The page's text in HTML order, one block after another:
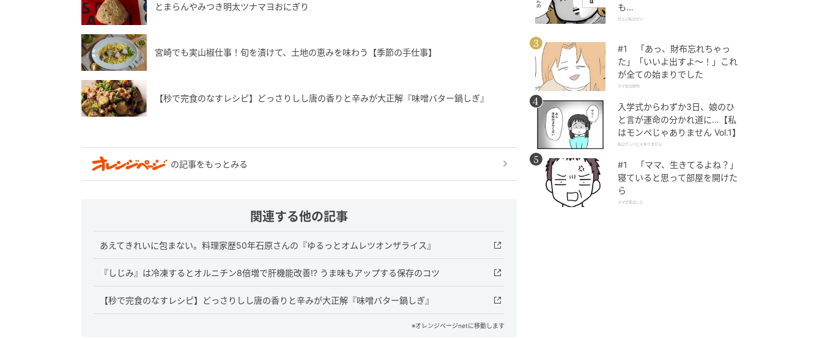
とまらんやみつき明太ツナマヨおにぎり
宮崎でも実山椒仕事！旬を漬けて、土地の恵みを味わう【季節の手仕事】
【秒で完食のなすレシピ】どっさりしし唐の香りと辛みが大正解『味噌バター鍋しぎ』
の記事をもっとみる
関連する他の記事
あえてきれいに包まない。料理家歴50年石原さんの『ゆるっとオムレツオンザライス』
『しじみ』は冷凍するとオルニチン8倍増で肝機能改善⁉ うま味もアップする保存のコツ
【秒で完食のなすレシピ】どっさりしし唐の香りと辛みが大正解『味噌バター鍋しぎ』
※オレンジページnetに移動します
も…
ぜんぶ私のせい
#1 「あっ、財布忘れちゃっ
た」「いいよ出すよ〜！」これ
が全ての始まりでした
ママ友の財布
入学式からわずか3日、娘のひ
と言が運命の分かれ道に…【私
はモンペじゃありません Vol.1】
私はモンペじゃありません
#1 「ママ、生きてるよね？」
寝ていると思って部屋を開けた
ら
ママが家出した